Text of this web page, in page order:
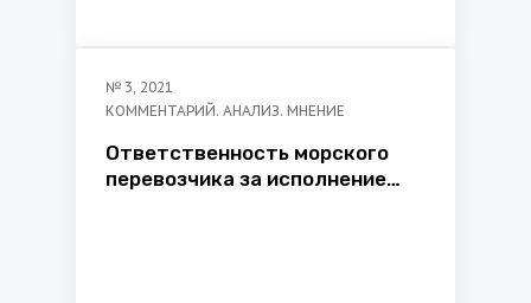
№ 3, 2021
КОММЕНТАРИЙ. АНАЛИЗ. МНЕНИЕ
Ответственность морского
перевозчика за исполнение